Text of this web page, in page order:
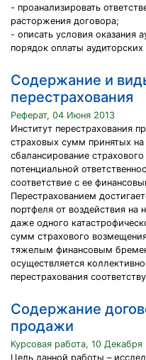
- проанализировать
расторжения договора;
- описать условия оказания
порядок оплаты аудиторских
Содержание и
перестрахования
Реферат, 04 Июня 2013
Институт перестрахования
страховых сумм принятых
сбалансирование
потенциальной
соответствие с ее
Перестрахованием
портфеля от воздействия на
даже одного
сумм страхового
тяжелым финансовым
осуществляется
перестрахования
Содержание
продажи
Курсовая работа, 10 Декабря
Цель данной работы –